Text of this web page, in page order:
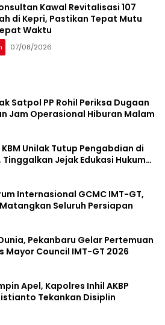
Kawal Revitalisasi 107
di Kepri, Pastikan Tepat Mutu
Waktu
07/08/2026
Satpol PP Rohil Periksa Dugaan
Jam Operasional Hiburan Malam
Unilak Tutup Pengabdian di
Tinggalkan Jejak Edukasi Hukum
Internasional GCMC IMT-GT,
Seluruh Persiapan
Pekanbaru Gelar Pertemuan
Mayor Council IMT-GT 2026
Apel, Kapolres Inhil AKBP
Tekankan Disiplin